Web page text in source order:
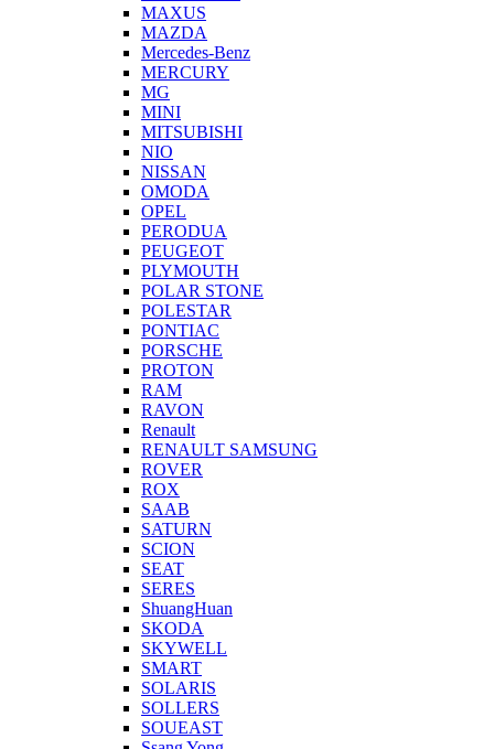
MAXUS
MAZDA
Mercedes-Benz
MERCURY
MG
MINI
MITSUBISHI
NIO
NISSAN
OMODA
OPEL
PERODUA
PEUGEOT
PLYMOUTH
POLAR STONE
POLESTAR
PONTIAC
PORSCHE
PROTON
RAM
RAVON
Renault
RENAULT SAMSUNG
ROVER
ROX
SAAB
SATURN
SCION
SEAT
SERES
ShuangHuan
SKODA
SKYWELL
SMART
SOLARIS
SOLLERS
SOUEAST